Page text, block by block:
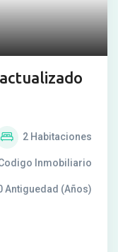
2 Habitaciones
Inmobiliario
Antiguedad (Años)